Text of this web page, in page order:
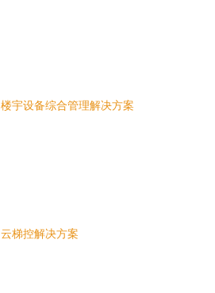
楼宇设备综合管理解决方案
云梯控解决方案